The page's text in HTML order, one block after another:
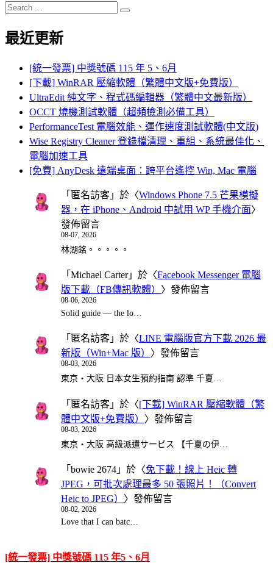
Search
for:
Search
最近更新
[統一發票] 中獎號碼 115 年 5、6月
[下載] WinRAR 壓縮軟體（繁體中文版+免費版）
UltraEdit 純文字、程式碼編輯器（繁體中文最新版）
OCCT 燒機測試軟體（超頻檢測必備工具）
PerformanceTest 電腦效能、運作速度測試軟體(中文版)
Wise Registry Cleaner 登錄檔清理、重組、系統最佳化、
電腦加速工具
[免費] AnyDesk 遠端桌面：跨平台遙控 Win, Mac 電腦
「 匿名訪客 」於〈Windows Phone 7.5 芒果模擬
器，在 iPhone、Android 中試用 WP 手機介面〉
發佈留言
08-07, 2026
林湖銘。。。。。
「 Michael Carter」於〈Facebook Messenger 電腦
版下載（FB傳訊軟體）
〉發佈留言
08-06, 2026
Solid guide — the lo…
「 匿名訪客 」於〈LINE 電腦版官方下載 2026 最
新版（Win+Mac 版） 〉發佈留言
08-03, 2026
東京・大阪 日本女生預約指南 認準 千夏…
「 匿名訪客 」於〈[下載] WinRAR 壓縮軟體（繁
體中文版+免費版） 〉發佈留言
08-03, 2026
東京・大阪 高級派遣サービス 【千夏の伊…
「 bowie 2674 」於〈免下載！線上 Heic 轉
JPEG，可批次處理最多 50 張照片！（Convert
Heic to JPEG） 〉發佈留言
08-02, 2026
Love that I can batc…
[統一發票] 中獎號碼 115 年5、6月